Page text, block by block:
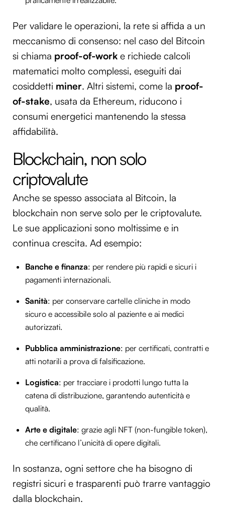
Per validare le operazioni, la rete si affida a un
meccanismo di consenso: nel caso del Bitcoin
si chiama proof-of-work e richiede calcoli
matematici molto complessi, eseguiti dai
cosiddetti miner. Altri sistemi, come la proof-
of-stake, usata da Ethereum, riducono i
consumi energetici mantenendo la stessa
affidabilità.
Blockchain, non solo
criptovalute
Anche se spesso associata al Bitcoin, la
blockchain non serve solo per le criptovalute.
Le sue applicazioni sono moltissime e in
continua crescita. Ad esempio:
Banche e finanza: per rendere più rapidi e sicuri i
pagamenti internazionali.
Sanità: per conservare cartelle cliniche in modo
sicuro e accessibile solo al paziente e ai medici
autorizzati.
Pubblica amministrazione: per certificati, contratti e
atti notarili a prova di falsificazione.
Logistica: per tracciare i prodotti lungo tutta la
catena di distribuzione, garantendo autenticità e
qualità.
Arte e digitale: grazie agli NFT (non-fungible token),
che certificano l’unicità di opere digitali.
In sostanza, ogni settore che ha bisogno di
registri sicuri e trasparenti può trarre vantaggio
dalla blockchain.